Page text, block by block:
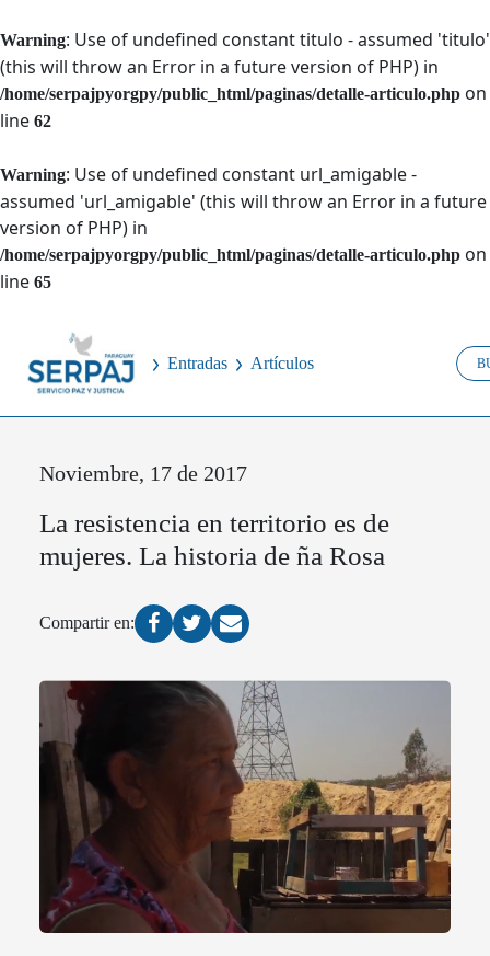
Warning: Use of undefined constant titulo - assumed 'titulo'
(this will throw an Error in a future version of PHP) in
/home/serpajpyorgpy/public_html/paginas/detalle-articulo.php on
line 62
Warning: Use of undefined constant url_amigable -
assumed 'url_amigable' (this will throw an Error in a future
version of PHP) in
/home/serpajpyorgpy/public_html/paginas/detalle-articulo.php on
line 65
Entradas Artículos
Noviembre, 17 de 2017
La resistencia en territorio es de
mujeres. La historia de ña Rosa
Compartir en: